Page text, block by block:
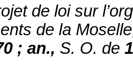
de loi sur
de la
; an., S. O. de